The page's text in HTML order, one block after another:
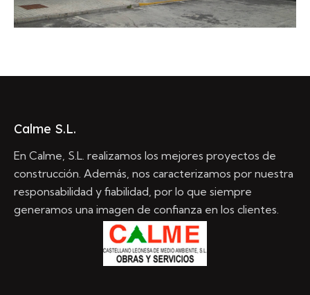
Calme S.L.
En Calme, S.L. realizamos los mejores proyectos de
construcción. Además, nos caracterizamos por nuestra
responsabilidad y fiabilidad, por lo que siempre
generamos una imagen de confianza en los clientes.